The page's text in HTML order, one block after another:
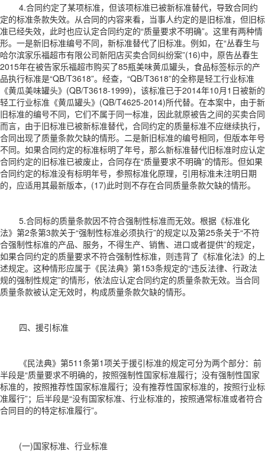
4.合同约定了某项标准，但该项标准已被新标准替代，导致合同约
定的标准条款失效。从合同的内容来看，当事人约定的是旧标准，但旧标
准已经失效，此时也应认定合同约定的“质量要求不明确”。这里有两种情
形。一是新旧标准编号不同，新标准替代了旧标准。例如，在“丛春生与
哈尔滨家乐福超市有限公司新阳店买卖合同纠纷案”(16)中，原告丛春生
2015年在被告家乐福超市购买了85瓶美味黄瓜罐头，食品标签标示的产
品执行标准是“QB/T3618”。经查，“QB/T3618”的全称是轻工行业标准
《黄瓜美味罐头》(QB/T3618-1999)，该标准已于2014年10月1日被新的
轻工行业标准《黄瓜罐头》(QB/T4625-2014)所代替。在本案中，由于新
旧标准的编号不同，它们不属于同一标准，因此就原被告之间的买卖合同
而言，由于旧标准已被新标准替代，合同约定的质量标准不应继续执行，
合同出现了质量条款欠缺的情形。二是新旧标准的编号相同，但版本年号
不同。如果合同约定的标准标明了年号，那么新标准替代旧标准时应认定
合同约定的旧标准已被废止，合同存在“质量要求不明确”的情形。但如果
合同约定的标准没有标明年号，参照标准化原理，引用标准未注明日期
的，应适用其最新版本，(17)此时则不存在合同质量条款欠缺的情形。
5.合同标的质量条款因不符合强制性标准而无效。根据《标准化
法》第2条第3款关于“强制性标准必须执行”的规定以及第25条关于“不符
合强制性标准的产品、服务，不得生产、销售、进口或者提供”的规定，
如果合同约定的质量要求不符合强制性标准，则违背了《标准化法》的上
述规定。这种情形应属于《民法典》第153条规定的“违反法律、行政法
规的强制性规定”的情形，依法应认定合同约定的质量条款无效。当合同
质量条款被认定无效时，构成质量条款欠缺的情形。
四、援引标准
《民法典》第511条第1项关于援引标准的规定可分为两个部分：前
半段是“质量要求不明确的，按照强制性国家标准履行；没有强制性国家
标准的，按照推荐性国家标准履行；没有推荐性国家标准的，按照行业标
准履行”；后半段是“没有国家标准、行业标准的，按照通常标准或者符合
合同目的的特定标准履行”。
(一)国家标准、行业标准